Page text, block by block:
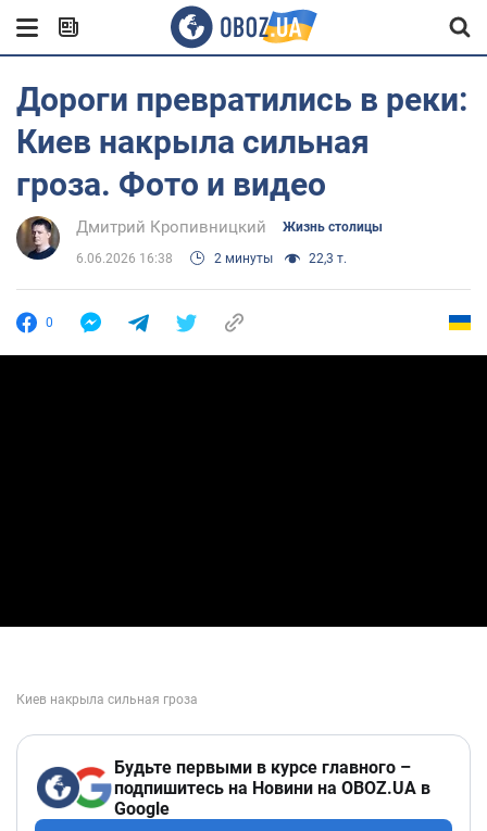
Дороги превратились в реки:
Киев накрыла сильная
гроза. Фото и видео
Дмитрий Кропивницкий Жизнь столицы
6.06.2026 16:38 2 минуты 22,3 т.
0
Будьте первыми в курсе главного –
подпишитесь на Новини на OBOZ.UA в
Google